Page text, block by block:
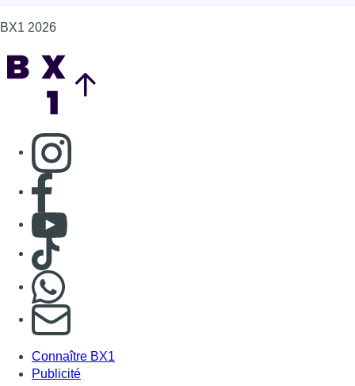
BX1 2026
Consulter page Instagram
Consulter page Facebook
Consulter Youtube
Consulter TikTok
S'abonner à notre newsletter
Connaître BX1
Publicité